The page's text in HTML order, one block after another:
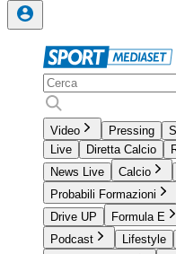
Video Pressing
Live
Diretta Calcio
News Live
Calcio
Probabili Formazioni
Drive UP
Formula E
Podcast
Lifestyle